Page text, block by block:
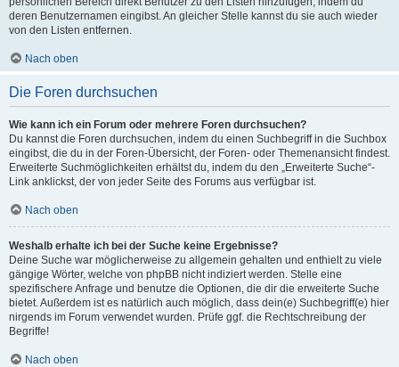
deren Benutzernamen eingibst. An gleicher Stelle kannst du sie auch wieder
von den Listen entfernen.
Nach oben
Die Foren durchsuchen
Wie kann ich ein Forum oder mehrere Foren durchsuchen?
Du kannst die Foren durchsuchen, indem du einen Suchbegriff in die Suchbox
eingibst, die du in der Foren-Übersicht, der Foren- oder Themenansicht findest.
Erweiterte Suchmöglichkeiten erhältst du, indem du den „Erweiterte Suche“-
Link anklickst, der von jeder Seite des Forums aus verfügbar ist.
Nach oben
Weshalb erhalte ich bei der Suche keine Ergebnisse?
Deine Suche war möglicherweise zu allgemein gehalten und enthielt zu viele
gängige Wörter, welche von phpBB nicht indiziert werden. Stelle eine
spezifischere Anfrage und benutze die Optionen, die dir die erweiterte Suche
bietet. Außerdem ist es natürlich auch möglich, dass dein(e) Suchbegriff(e) hier
nirgends im Forum verwendet wurden. Prüfe ggf. die Rechtschreibung der
Begriffe!
Nach oben